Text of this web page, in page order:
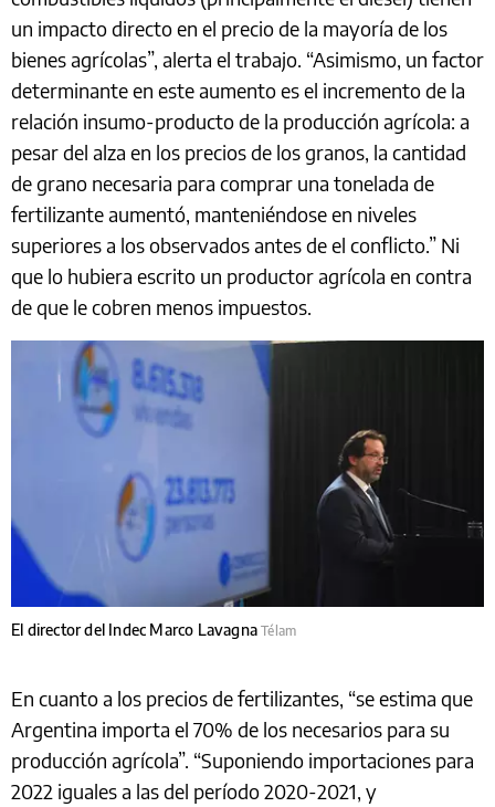
un impacto directo en el precio de la mayoría de los
bienes agrícolas”, alerta el trabajo. “Asimismo, un factor
determinante en este aumento es el incremento de la
relación insumo-producto de la producción agrícola: a
pesar del alza en los precios de los granos, la cantidad
de grano necesaria para comprar una tonelada de
fertilizante aumentó, manteniéndose en niveles
superiores a los observados antes de el conflicto.” Ni
que lo hubiera escrito un productor agrícola en contra
de que le cobren menos impuestos.
El director del Indec Marco LavagnaTélam
En cuanto a los precios de fertilizantes, “se estima que
Argentina importa el 70% de los necesarios para su
producción agrícola”. “Suponiendo importaciones para
2022 iguales a las del período 2020-2021, y